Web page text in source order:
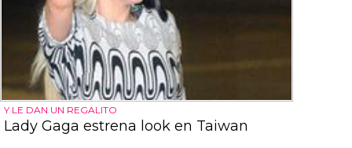
Y LE DAN UN REGALITO
Lady Gaga estrena look en Taiwan